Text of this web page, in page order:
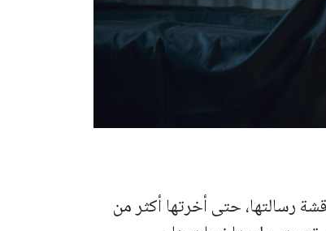
رسالتها، حتى أخرتها أكثر من